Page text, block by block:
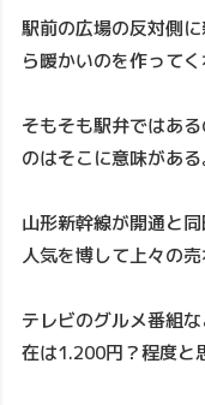
駅前の広場の反対側
ら暖かいのを作ってく
そもそも駅弁ではあ
のはそこに意味がある
山形新幹線が開通と
人気を博して上々の売
テレビのグルメ番組
在は1.200円？程度と